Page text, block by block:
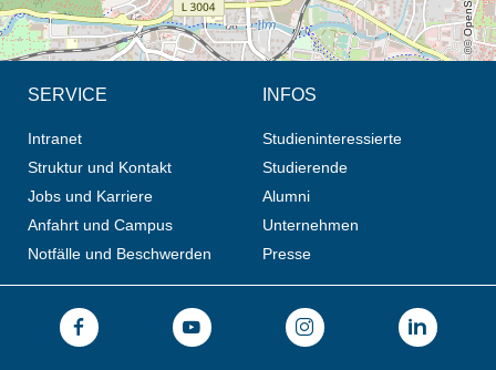
SERVICE
Intranet
Struktur und Kontakt
Jobs und Karriere
Anfahrt und Campus
Notfälle und Beschwerden
INFOS
Studieninteressierte
Studierende
Alumni
Unternehmen
Presse